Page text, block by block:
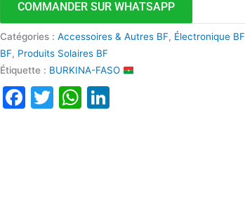
COMMANDER SUR WHATSAPP
Catégories :Accessoires & Autres BF, Électronique BF
BF, Produits Solaires BF
Étiquette : BURKINA-FASO
Facebook
TwitterWhatsApp